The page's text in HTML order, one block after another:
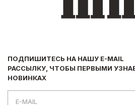
ПОДПИШИТЕСЬ НА НАШУ E-MAIL
РАССЫЛКУ, ЧТОБЫ ПЕРВЫМИ
НОВИНКАХ